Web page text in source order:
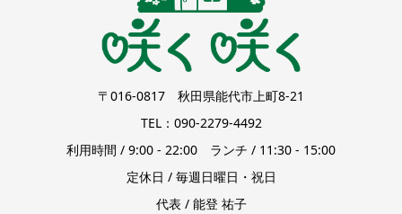
〒016-0817 秋田県能代市上町8-21
TEL：090-2279-4492
利用時間 / 9:00 - 22:00 ランチ / 11:30 - 15:00
定休日 / 毎週日曜日・祝日
代表 / 能登 祐子